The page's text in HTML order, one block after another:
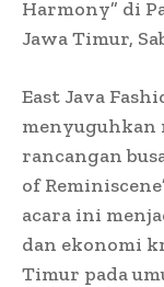
Harmony” di
Jawa Timur,
East Java
menyuguhkan
rancangan
of
acara ini
dan ekonomi
Timur pada